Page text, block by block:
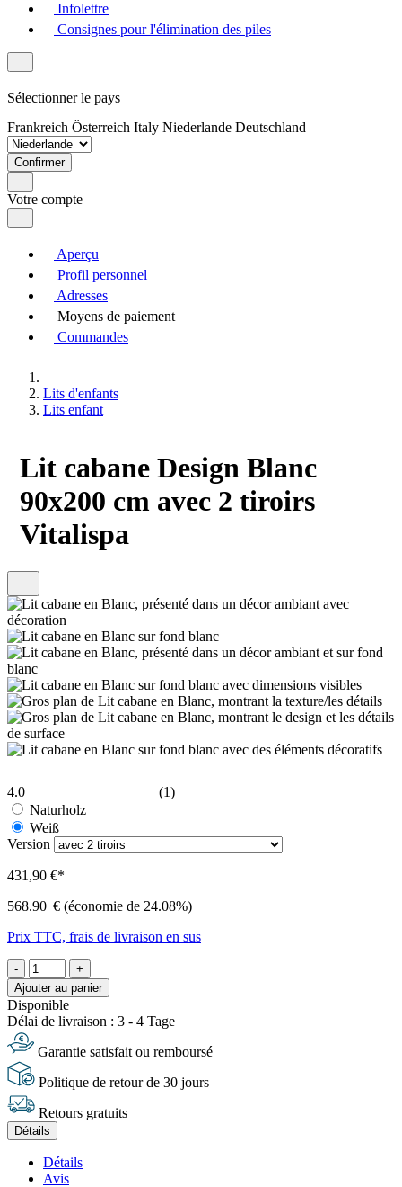
Infolettre
Consignes pour l'élimination des piles
Sélectionner le pays
Frankreich Österreich Italy Niederlande Deutschland
Confirmer
Votre compte
Aperçu
Profil personnel
Adresses
Moyens de paiement
Commandes
Lits d'enfants
Lits enfant
Lit cabane Design Blanc
90x200 cm avec 2 tiroirs
Vitalispa
4.0
(1)
Naturholz
Weiß
Version
431,90 €*
568.90 € (économie de 24.08%)
Prix TTC, frais de livraison en sus
-
+
Ajouter au panier
Disponible
Délai de livraison : 3 - 4 Tage
Garantie satisfait ou remboursé
Politique de retour de 30 jours
Retours gratuits
Détails
Détails
Avis